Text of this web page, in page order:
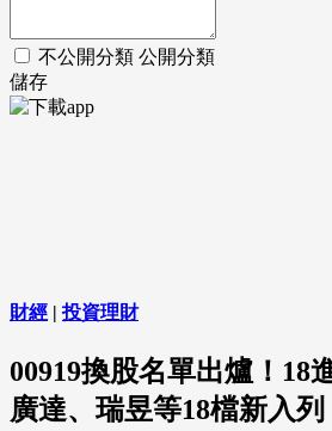
不公開分類 公開分類
儲存
財經 | 投資理財
00919換股名單出爐！18
廣達、瑞昱等18檔新入列